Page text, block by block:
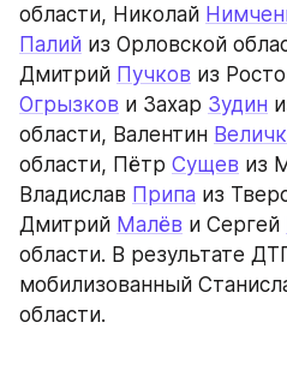
области, Николай
Палий из Орловской
Дмитрий Пучков
Огрызков и Захар Зудин
области, Валентин
области, Пётр Сущев из
Владислав Припа из
Дмитрий Малёв и Сергей
области. В результате
мобилизованный
области.